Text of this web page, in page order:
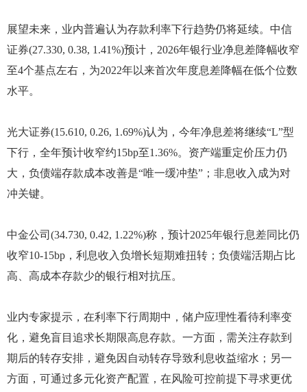
展望未来，业内普遍认为存款利率下行趋势仍将延续。中信
证券(27.330, 0.38, 1.41%)预计，2026年银行业净息差降幅收窄
至4个基点左右，为2022年以来首次年度息差降幅在低个位数
水平。
光大证券(15.610, 0.26, 1.69%)认为，今年净息差将继续“L”型
下行，全年预计收窄约15bp至1.36%。资产端重定价压力仍
大，负债端存款成本改善是“唯一缓冲垫”；非息收入成为对
冲关键。
中金公司(34.730, 0.42, 1.22%)称，预计2025年银行息差同比仍
收窄10-15bp，利息收入负增长短期难扭转；负债端活期占比
高、高成本存款少的银行相对抗压。
业内专家提示，在利率下行周期中，储户应理性看待利率变
化，避免盲目追求长期限高息存款。一方面，需关注存款到
期后的转存安排，避免因自动转存导致利息收益缩水；另一
方面，可通过多元化资产配置，在风险可控前提下寻求更优